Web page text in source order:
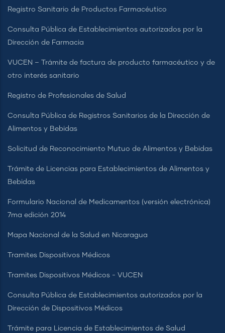
Registro Sanitario de Productos Farmacéutico
Consulta Pública de Establecimientos autorizados por la
Dirección de Farmacia
VUCEN – Trámite de factura de producto farmacéutico y de
otro interés sanitario
Registro de Profesionales de Salud
Consulta Pública de Registros Sanitarios de la Dirección de
Alimentos y Bebidas
Solicitud de Reconocimiento Mutuo de Alimentos y Bebidas
Trámite de Licencias para Establecimientos de Alimentos y
Bebidas
Formulario Nacional de Medicamentos (versión electrónica)
7ma edición 2014
Mapa Nacional de la Salud en Nicaragua
Tramites Dispositivos Médicos
Tramites Dispositivos Médicos - VUCEN
Consulta Pública de Establecimientos autorizados por la
Dirección de Dispositivos Médicos
Trámite para Licencia de Establecimientos de Salud